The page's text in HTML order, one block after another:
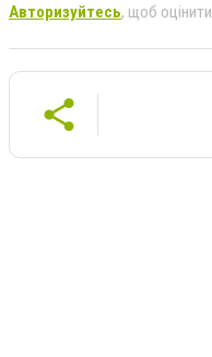
Авторизуйтесь, щоб оцінити